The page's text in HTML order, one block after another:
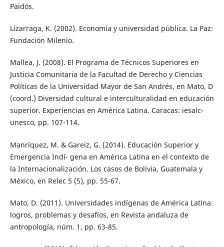
Paidós.
Lizarraga, K. (2002). Economía y universidad pública. La Paz:
Fundación Milenio.
Mallea, J. (2008). El Programa de Técnicos Superiores en
Justicia Comunitaria de la Facultad de Derecho y Ciencias
Políticas de la Universidad Mayor de San Andrés, en Mato, D
(coord.) Diversidad cultural e interculturalidad en educación
superior. Experiencias en América Latina. Caracas: iesalc-
unesco, pp. 107-114.
Manríquez, M. & Gareiz, G. (2014). Educación Superior y
Emergencia Indí- gena en América Latina en el contexto de
la Internacionalización. Los casos de Bolivia, Guatemala y
México, en Relec 5 (5), pp. 55-67.
Mato, D. (2011). Universidades indígenas de América Latina:
logros, problemas y desafíos, en Revista andaluza de
antropología, núm. 1, pp. 63-85.